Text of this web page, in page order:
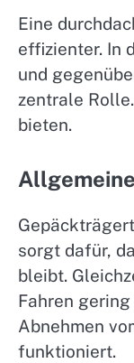
Eine
effizienter. In
und
zentrale
bieten.
sorgt dafür,
bleibt.
Fahren
Abnehmen
funktioniert.